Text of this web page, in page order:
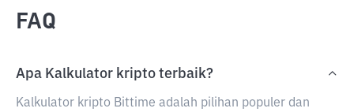
FAQ
Apa Kalkulator kripto terbaik?
Kalkulator kripto Bittime adalah pilihan populer dan